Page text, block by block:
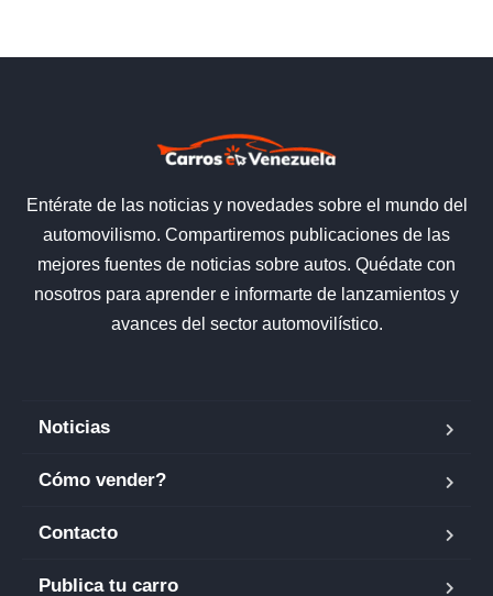
Entérate de las noticias y novedades sobre el mundo del
automovilismo. Compartiremos publicaciones de las
mejores fuentes de noticias sobre autos. Quédate con
nosotros para aprender e informarte de lanzamientos y
avances del sector automovilístico.
Noticias
Cómo vender?
Contacto
Publica tu carro